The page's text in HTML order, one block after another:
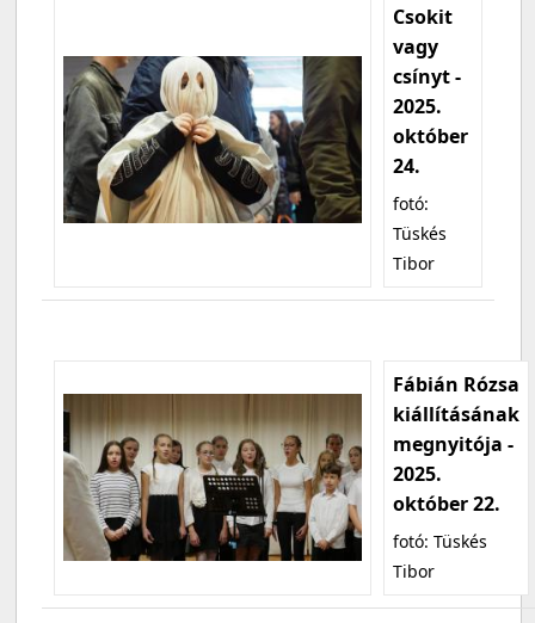
Csokit
vagy
csínyt -
2025.
október
24.
fotó:
Tüskés
Tibor
Fábián Rózsa
kiállításának
megnyitója -
2025.
október 22.
fotó: Tüskés
Tibor